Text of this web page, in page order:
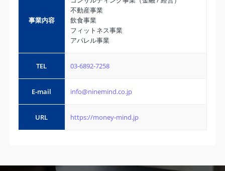
事業内容
不動産事業
飲食事業
フィットネス事業
アパレル事業
TEL 03-6892-7258
E-mail info@ninemind.co.jp
URL https://money-mind.jp